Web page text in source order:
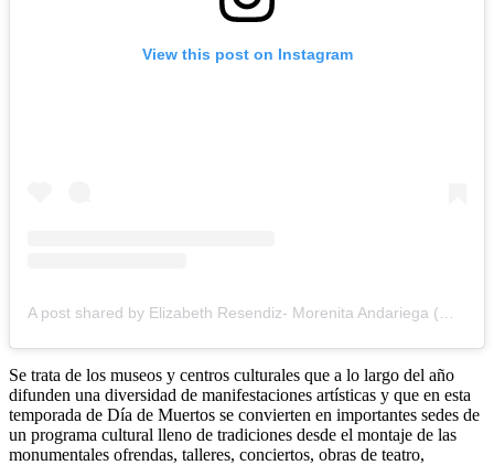
View this post on Instagram
Se trata de los museos y centros culturales que a lo largo del año
difunden una diversidad de manifestaciones artísticas y que en esta
temporada de Día de Muertos se convierten en importantes sedes de
un programa cultural lleno de tradiciones desde el montaje de las
monumentales ofrendas, talleres, conciertos, obras de teatro,